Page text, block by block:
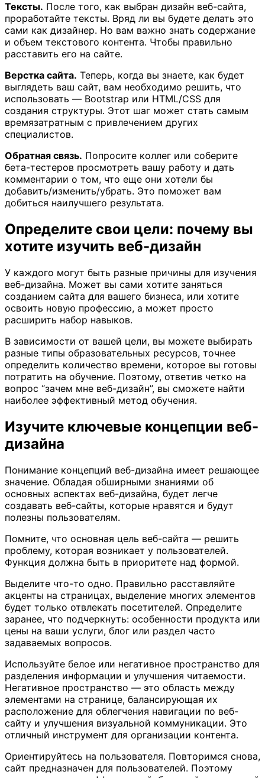
Тексты. После того, как выбран дизайн веб-сайта,
проработайте тексты. Вряд ли вы будете делать это
сами как дизайнер. Но вам важно знать содержание
и объем текстового контента. Чтобы правильно
расставить его на сайте.
Верстка сайта. Теперь, когда вы знаете, как будет
выглядеть ваш сайт, вам необходимо решить, что
использовать — Bootstrap или HTML/CSS для
создания структуры. Этот шаг может стать самым
времязатратным с привлечением других
специалистов.
Обратная связь. Попросите коллег или соберите
бета-тестеров просмотреть вашу работу и дать
комментарии о том, что еще они хотели бы
добавить/изменить/убрать. Это поможет вам
добиться наилучшего результата.
Определите свои цели: почему вы
хотите изучить веб-дизайн
У каждого могут быть разные причины для изучения
веб-дизайна. Может вы сами хотите заняться
созданием сайта для вашего бизнеса, или хотите
освоить новую профессию, а может просто
расширить набор навыков.
В зависимости от вашей цели, вы можете выбирать
разные типы образовательных ресурсов, точнее
определить количество времени, которое вы готовы
потратить на обучение. Поэтому, ответив четко на
вопрос “зачем мне веб-дизайн”, вы сможете найти
наиболее эффективный метод обучения.
Изучите ключевые концепции веб-
дизайна
Понимание концепций веб-дизайна имеет решающее
значение. Обладая обширными знаниями об
основных аспектах веб-дизайна, будет легче
создавать веб-сайты, которые нравятся и будут
полезны пользователям.
Помните, что основная цель веб-сайта — решить
проблему, которая возникает у пользователей.
Функция должна быть в приоритете над формой.
Выделите что-то одно. Правильно расставляйте
акценты на страницах, выделение многих элементов
будет только отвлекать посетителей. Определите
заранее, что подчеркнуть: особенности продукта или
цены на ваши услуги, блог или раздел часто
задаваемых вопросов.
Используйте белое или негативное пространство для
разделения информации и улучшения читаемости.
Негативное пространство — это область между
элементами на странице, балансирующая их
расположение для облегчения навигации по веб-
сайту и улучшения визуальной коммуникации. Это
отличный инструмент для организации контента.
Ориентируйтесь на пользователя. Повторимся снова,
сайт предназначен для пользователей. Поэтому